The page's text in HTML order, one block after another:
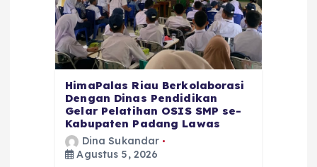
HimaPalas Riau Berkolaborasi
Dengan Dinas Pendidikan
Gelar Pelatihan OSIS SMP se-
Kabupaten Padang Lawas
Dina Sukandar
Agustus 5, 2026